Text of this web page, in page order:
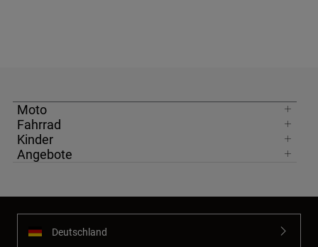
Moto
Fahrrad
Kinder
Angebote
Deutschland